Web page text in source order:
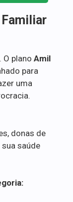
O plano Amil
para
uma
donas de
saúde